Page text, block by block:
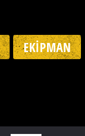
EKIPMAN